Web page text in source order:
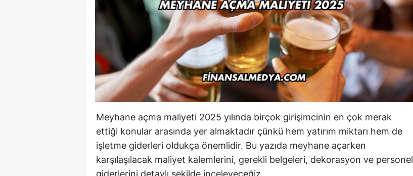
Meyhane açma maliyeti 2025 yılında birçok girişimcinin en çok merak
ettiği konular arasında yer almaktadır çünkü hem yatırım miktarı hem de
işletme giderleri oldukça önemlidir. Bu yazıda meyhane açarken
karşılaşılacak maliyet kalemlerini, gerekli belgeleri, dekorasyon ve personel
giderlerini detaylı şekilde inceleyeceğiz.